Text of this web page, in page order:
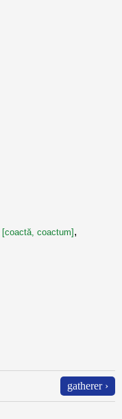
[coactă, coactum] ,
gatherer ›